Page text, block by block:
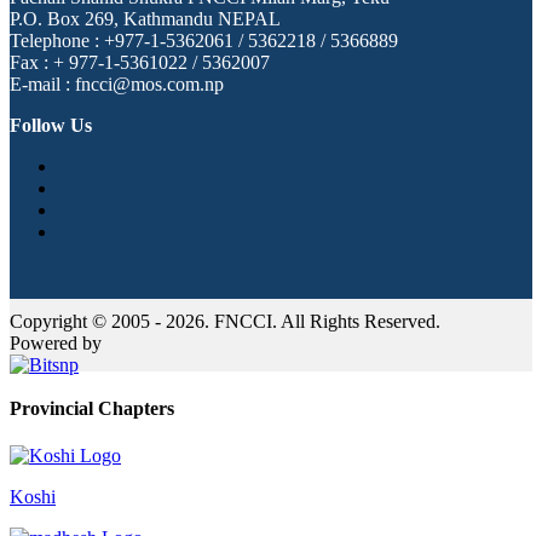
P.O. Box 269, Kathmandu NEPAL
Telephone : +977-1-5362061 / 5362218 / 5366889
Fax : + 977-1-5361022 / 5362007
E-mail : fncci@mos.com.np
Follow Us
Copyright © 2005 - 2026. FNCCI. All Rights Reserved.
Powered by
Provincial Chapters
Koshi